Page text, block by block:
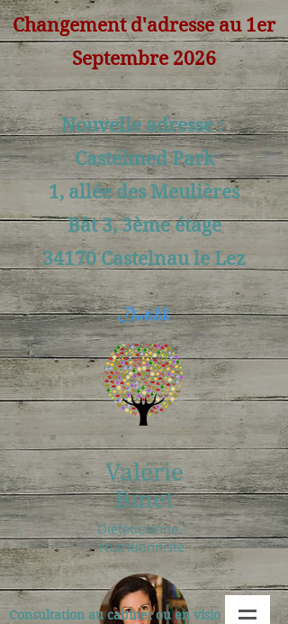
Changement d'adresse au 1er
Septembre 2026
Nouvelle adresse :
Castelmed Park
1, allée des Meulières
Bât 3, 3ème étage
34170 Castelnau le Lez
Valérie
Binet
Diététicienne -
Nutritionniste
Consultation au cabinet ou en visio :